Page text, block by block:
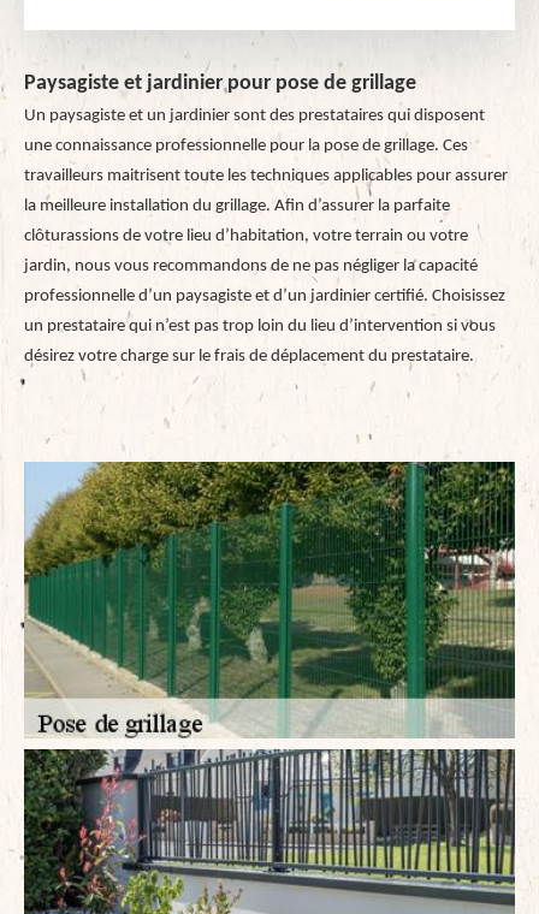
Paysagiste et jardinier pour pose de grillage
Un paysagiste et un jardinier sont des prestataires qui disposent
une connaissance professionnelle pour la pose de grillage. Ces
travailleurs maitrisent toute les techniques applicables pour assurer
la meilleure installation du grillage. Afin d’assurer la parfaite
clôturassions de votre lieu d’habitation, votre terrain ou votre
jardin, nous vous recommandons de ne pas négliger la capacité
professionnelle d’un paysagiste et d’un jardinier certifié. Choisissez
un prestataire qui n’est pas trop loin du lieu d’intervention si vous
désirez votre charge sur le frais de déplacement du prestataire.